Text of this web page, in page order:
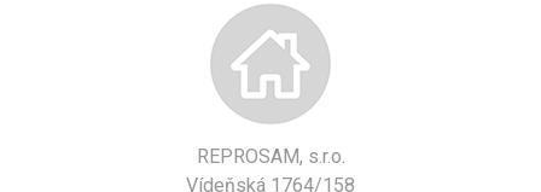
REPROSAM, s.r.o.
Vídeňská 1764/158